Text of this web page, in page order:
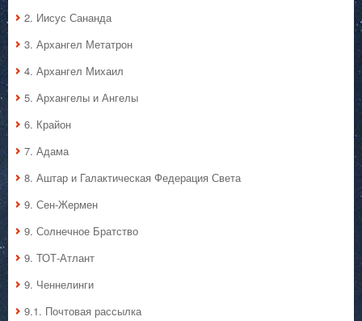
2. Иисус Сананда
3. Архангел Метатрон
4. Архангел Михаил
5. Архангелы и Ангелы
6. Крайон
7. Адама
8. Аштар и Галактическая Федерация Света
9. Сен-Жермен
9. Солнечное Братство
9. ТОТ-Атлант
9. Ченнелинги
9.1. Почтовая рассылка